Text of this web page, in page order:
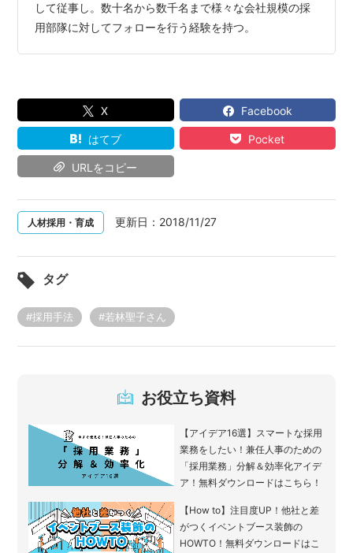
して従事し。数十名から数千名まで様々な会社規模の採
用部隊に対してフォローを行う経験を持つ。
X Facebook
はてブ Pocket
URLをコピー
人材採用・育成 更新日： 2018/11/27
タグ
#採用手法 #若林聖子さん
お役立ち資料
【アイデア16選】スマートな採用
業務をしたい！兼任人事のための
「採用業務」分解＆効率化アイデ
ア！無料ダウンロードはこちら！
【How to】注目度UP！他社と差
がつくイベントブース装飾の
HOWTO！無料ダウンロードはこ